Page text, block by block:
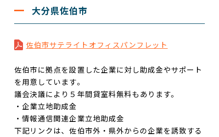
大分県佐伯市
佐伯市サテライトオフィスパンフレット
佐伯市に拠点を設置した企業に対し助成金やサポート
を用意しています。
議会決議により５年間貸室料無料もあります。
・企業立地助成金
・情報通信関連企業立地助成金
下記リンクは、佐伯市外・県外からの企業を誘致する